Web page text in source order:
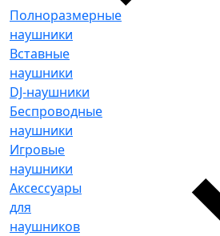
Полноразмерные
наушники
Вставные
наушники
DJ-наушники
Беспроводные
наушники
Игровые
наушники
Аксессуары
для
наушников